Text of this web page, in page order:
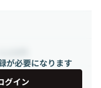
が必要になります
グイン
（週32 ~ 40時間）